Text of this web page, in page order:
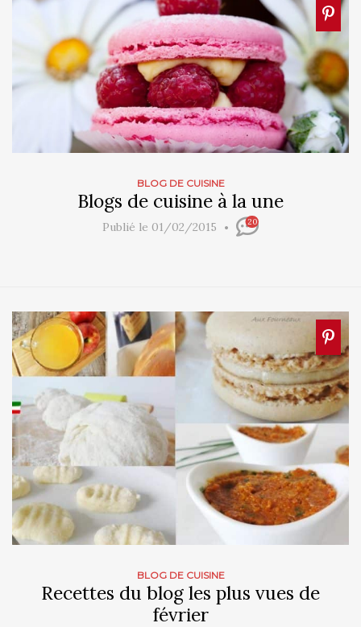
BLOG DE CUISINE
Blogs de cuisine à la une
Publié le 01/02/2015 20
BLOG DE CUISINE
Recettes du blog les plus vues de
février